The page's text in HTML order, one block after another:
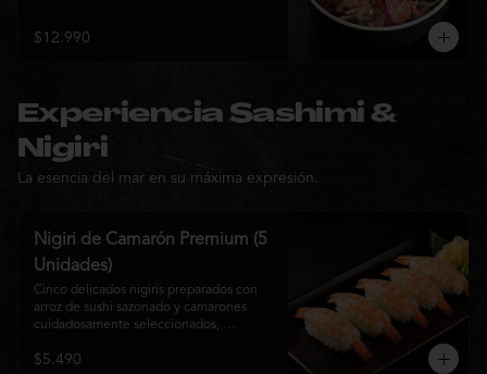
para una experiencia Nikkei llena de
frescura, equilibrio y sabor.
$12.990
Experiencia Sashimi &
Nigiri
La esencia del mar en su máxima expresión.
Nigiri de Camarón Premium (5
Unidades)
Cinco delicados nigiris preparados con
arroz de sushi sazonado y camarones
cuidadosamente seleccionados,
Su textura suave, frescura y sabor natural
$5.490